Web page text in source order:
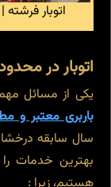
اتوبار فرشته |
اتوبار در
یکی از مسائل
باربری معتبر و
سال سابقه
بهترین خدمات را